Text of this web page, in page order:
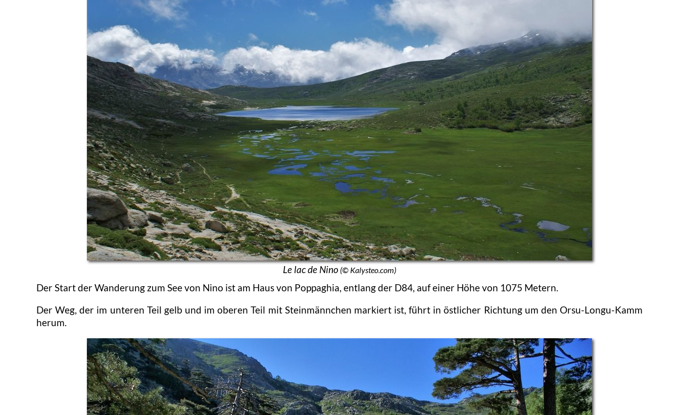
Le lac de Nino (© Kalysteo.com)
Der Start der Wanderung zum See von Nino ist am Haus von Poppaghia, entlang der D84, auf einer Höhe von 1075 Metern.
Der Weg, der im unteren Teil gelb und im oberen Teil mit Steinmännchen markiert ist, führt in östlicher Richtung um den Orsu-Longu-Kamm
herum.